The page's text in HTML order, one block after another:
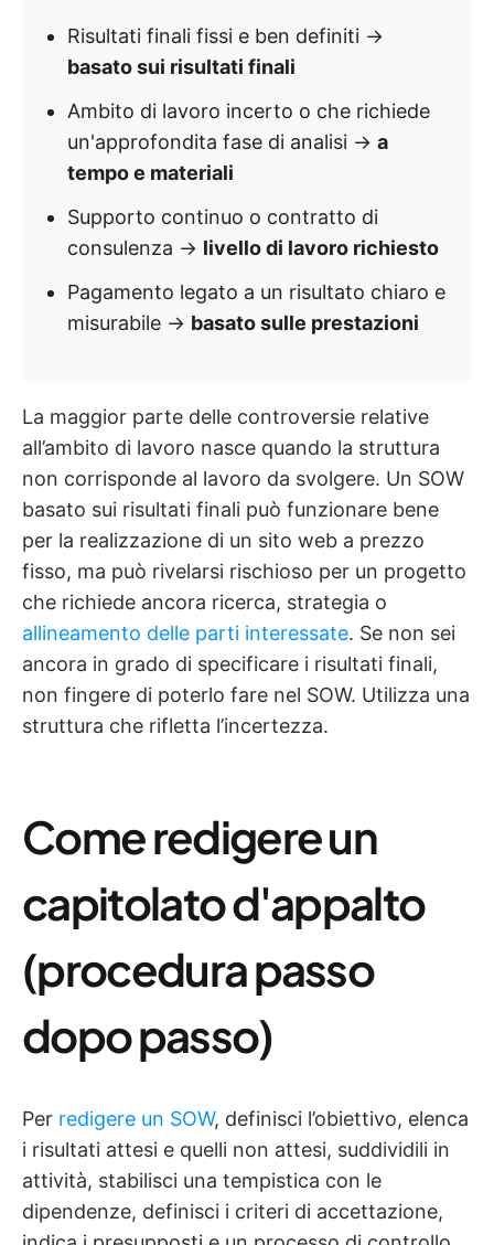
Risultati finali fissi e ben definiti →
basato sui risultati finali
Ambito di lavoro incerto o che richiede
un'approfondita fase di analisi → a
tempo e materiali
Supporto continuo o contratto di
consulenza → livello di lavoro richiesto
Pagamento legato a un risultato chiaro e
misurabile → basato sulle prestazioni
La maggior parte delle controversie relative
all’ambito di lavoro nasce quando la struttura
non corrisponde al lavoro da svolgere. Un SOW
basato sui risultati finali può funzionare bene
per la realizzazione di un sito web a prezzo
fisso, ma può rivelarsi rischioso per un progetto
che richiede ancora ricerca, strategia o
allineamento delle parti interessate. Se non sei
ancora in grado di specificare i risultati finali,
non fingere di poterlo fare nel SOW. Utilizza una
struttura che rifletta l’incertezza.
Come redigere un
capitolato d'appalto
(procedura passo
dopo passo)
Per redigere un SOW, definisci l’obiettivo, elenca
i risultati attesi e quelli non attesi, suddividili in
attività, stabilisci una tempistica con le
dipendenze, definisci i criteri di accettazione,